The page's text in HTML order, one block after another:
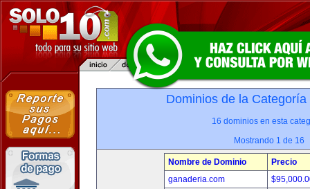
Dominios de la
16 dominios en esta
Mostrando 1 de 16
Nombre de Dominio
Precio
ganaderia.com